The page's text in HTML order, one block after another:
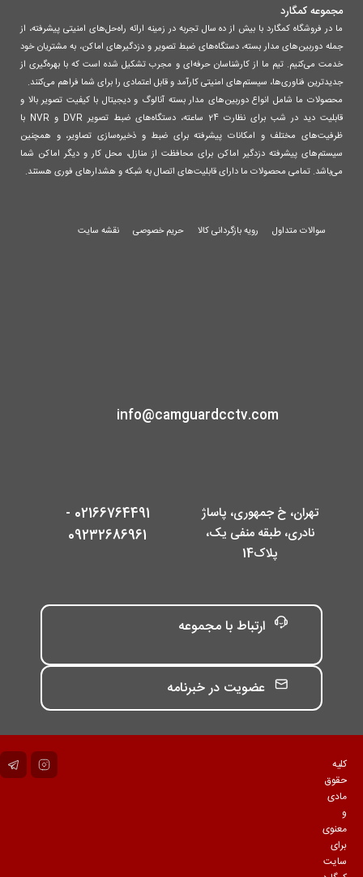
مجموعه کمگارد
ما در فروشگاه کمگارد با بیش از ده سال تجربه در زمینه ارائه راه‌حل‌های امنیتی پیشرفته، از
جمله دوربین‌های مدار بسته، دستگاه‌های ضبط تصویر و دزدگیرهای اماکن، به مشتریان خود
خدمت می‌کنیم. تیم ما از کارشناسان حرفه‌ای و مجرب تشکیل شده است که با بهره‌گیری از
جدیدترین فناوری‌ها، سیستم‌های امنیتی کارآمد و قابل اعتمادی را برای شما فراهم می‌کنند.
محصولات ما شامل انواع دوربین‌های مدار بسته آنالوگ و دیجیتال با کیفیت تصویر بالا و
قابلیت دید در شب برای نظارت 24 ساعته، دستگاه‌های ضبط تصویر DVR و NVR با
ظرفیت‌های مختلف و امکانات پیشرفته برای ضبط و ذخیره‌سازی تصاویر، و همچنین
سیستم‌های پیشرفته دزدگیر اماکن برای محافظت از منازل، محل کار و دیگر اماکن شما
می‌باشد. تمامی محصولات ما دارای قابلیت‌های اتصال به شبکه و هشدارهای فوری هستند.
سوالات متداول رویه بازگردانی کالا حریم خصوصی نقشه سایت
info@camguardcctv.com
تهران، خ جمهوری، پاساژ
نادری، طبقه منفی یک،
پلاک14
02166764491 -
09232686961
ارتباط با مجموعه
عضویت در خبرنامه
کلیه
حقوق
مادی
و
معنوی
برای
سایت